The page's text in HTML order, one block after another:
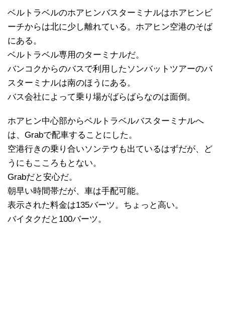
ベルトラベルのホアヒンバスターミナルはホアヒンビ
ーチからは北に少し離れている。ホアヒン空港のそば
にある。
ベルトラベル専用のターミナルだ。
バンコクからのバスで利用したソンバットツアーのバ
スターミナルは南のほうにある。
バス会社によって乗り場がばらばらなのは面倒。
ホアヒン中心部からベルトラベルバスターミナルへ
は、Grabで配車することにした。
空港行きの乗り合いソンテウも出ているはずだが、ど
うにもこころもとない。
Grabだと安心だ。
朝早い時間帯だが、車は手配可能。
表示された料金は135バーツ。ちょっと高い。
バイタクだと100バーツ。